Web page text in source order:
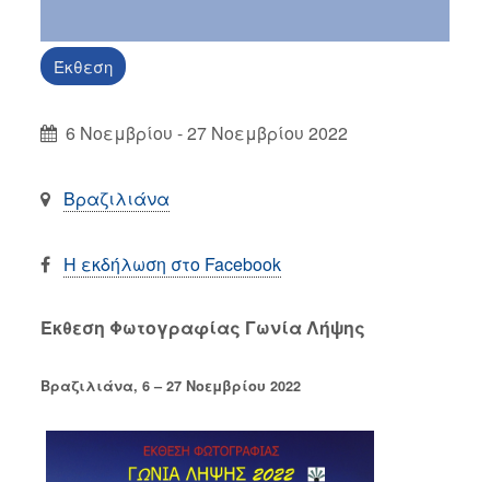
Έκθεση
6 Νοεμβρίου - 27 Νοεμβρίου 2022
Βραζιλιάνα
Η εκδήλωση στο Facebook
Έκθεση Φωτογραφίας Γωνία Λήψης
Βραζιλιάνα, 6 – 27 Νοεμβρίου 2022